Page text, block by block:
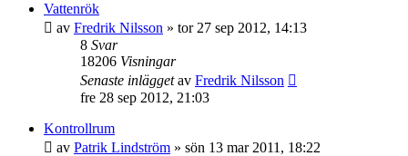
Vattenrök
av Fredrik Nilsson » tor 27 sep 2012, 14:13
8 Svar
18206 Visningar
Senaste inläggetav Fredrik Nilsson
fre 28 sep 2012, 21:03
Kontrollrum
av Patrik Lindström » sön 13 mar 2011, 18:22